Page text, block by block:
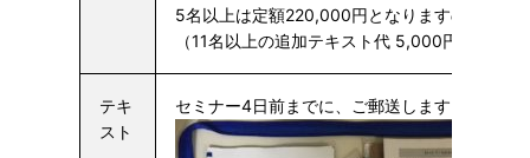
5名以上は定額220,000円となりますので大変
（11名以上の追加テキスト代 5,000円/人）
テキ
スト
セミナー4日前までに、ご郵送します。